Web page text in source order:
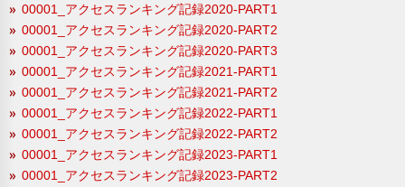
00001_アクセスランキング記録2020-PART1
00001_アクセスランキング記録2020-PART2
00001_アクセスランキング記録2020-PART3
00001_アクセスランキング記録2021-PART1
00001_アクセスランキング記録2021-PART2
00001_アクセスランキング記録2022-PART1
00001_アクセスランキング記録2022-PART2
00001_アクセスランキング記録2023-PART1
00001_アクセスランキング記録2023-PART2